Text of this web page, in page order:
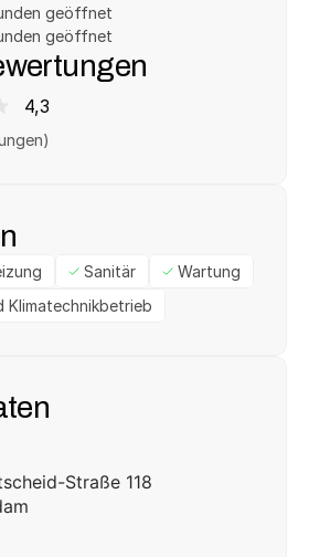
geöffnet
geöffnet
4,3
Sanitär
Wartung
Klimatechnikbetrieb
Straße 118